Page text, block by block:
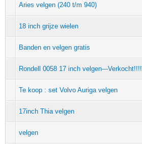
Aries velgen (240 t/m 940)
18 inch grijze wielen
Banden en velgen gratis
Rondell 0058 17 inch velgen---Verkocht!!!!
Te koop : set Volvo Auriga velgen
17inch Thia velgen
velgen